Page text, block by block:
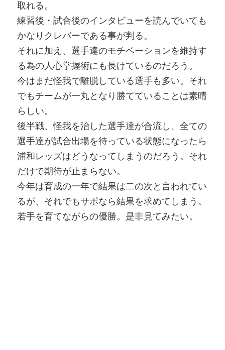
取れる。
練習後・試合後のインタビューを読んでいても
かなりクレバーである事が判る。
それに加え、選手達のモチベーションを維持す
る為の人心掌握術にも長けているのだろう。
今はまだ怪我で離脱している選手も多い。それ
でもチームが一丸となり勝てていることは素晴
らしい。
後半戦、怪我を治した選手達が合流し、全ての
選手達が試合出場を待っている状態になったら
浦和レッズはどうなってしまうのだろう。それ
だけで期待が止まらない。
今年は育成の一年で結果は二の次と言われてい
るが、それでもサポなら結果を求めてしまう。
若手を育てながらの優勝。是非見てみたい。